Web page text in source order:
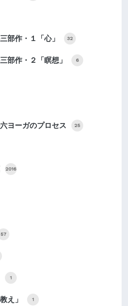
部作・１「心」 32
部作・２「瞑想」 6
ヨーガのプロセス 25
2016
57
1
え」 1